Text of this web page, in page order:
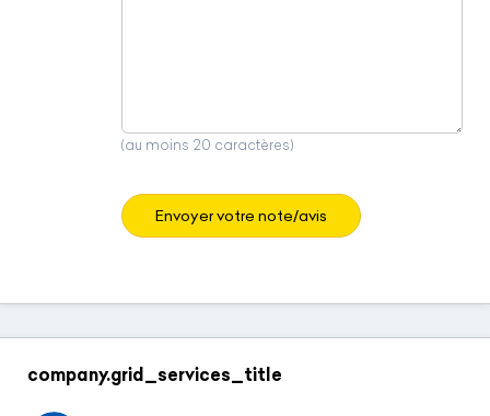
(au moins 20 caractères)
Envoyer votre note/avis
company.grid_services_title